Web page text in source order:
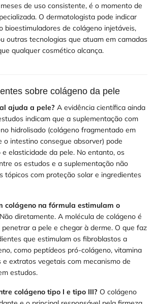
de uso consistente, é o momento de
O dermatologista pode indicar
bioestimuladores de colágeno injetáveis,
outras tecnologias que atuam em camadas
qualquer cosmético alcança.
sobre colágeno da pele
ajuda a pele? A evidência científica ainda
indicam que a suplementação com
hidrolisado (colágeno fragmentado em
o intestino consegue absorver) pode
elasticidade da pele. No entanto, os
os estudos e a suplementação não
tópicos com proteção solar e ingredientes
colágeno na fórmula estimulam o
Não diretamente. A molécula de colágeno é
a pele e chegar à derme. O que faz
que estimulam os fibroblastos a
como peptídeos pró-colágeno, vitamina
e extratos vegetais com mecanismo de
estudos.
colágeno tipo I e tipo III? O colágeno